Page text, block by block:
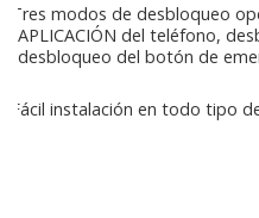
Tres modos de desbloqueo
APLICACIÓN del teléfono,
desbloqueo del botón de
Fácil instalación en todo tipo